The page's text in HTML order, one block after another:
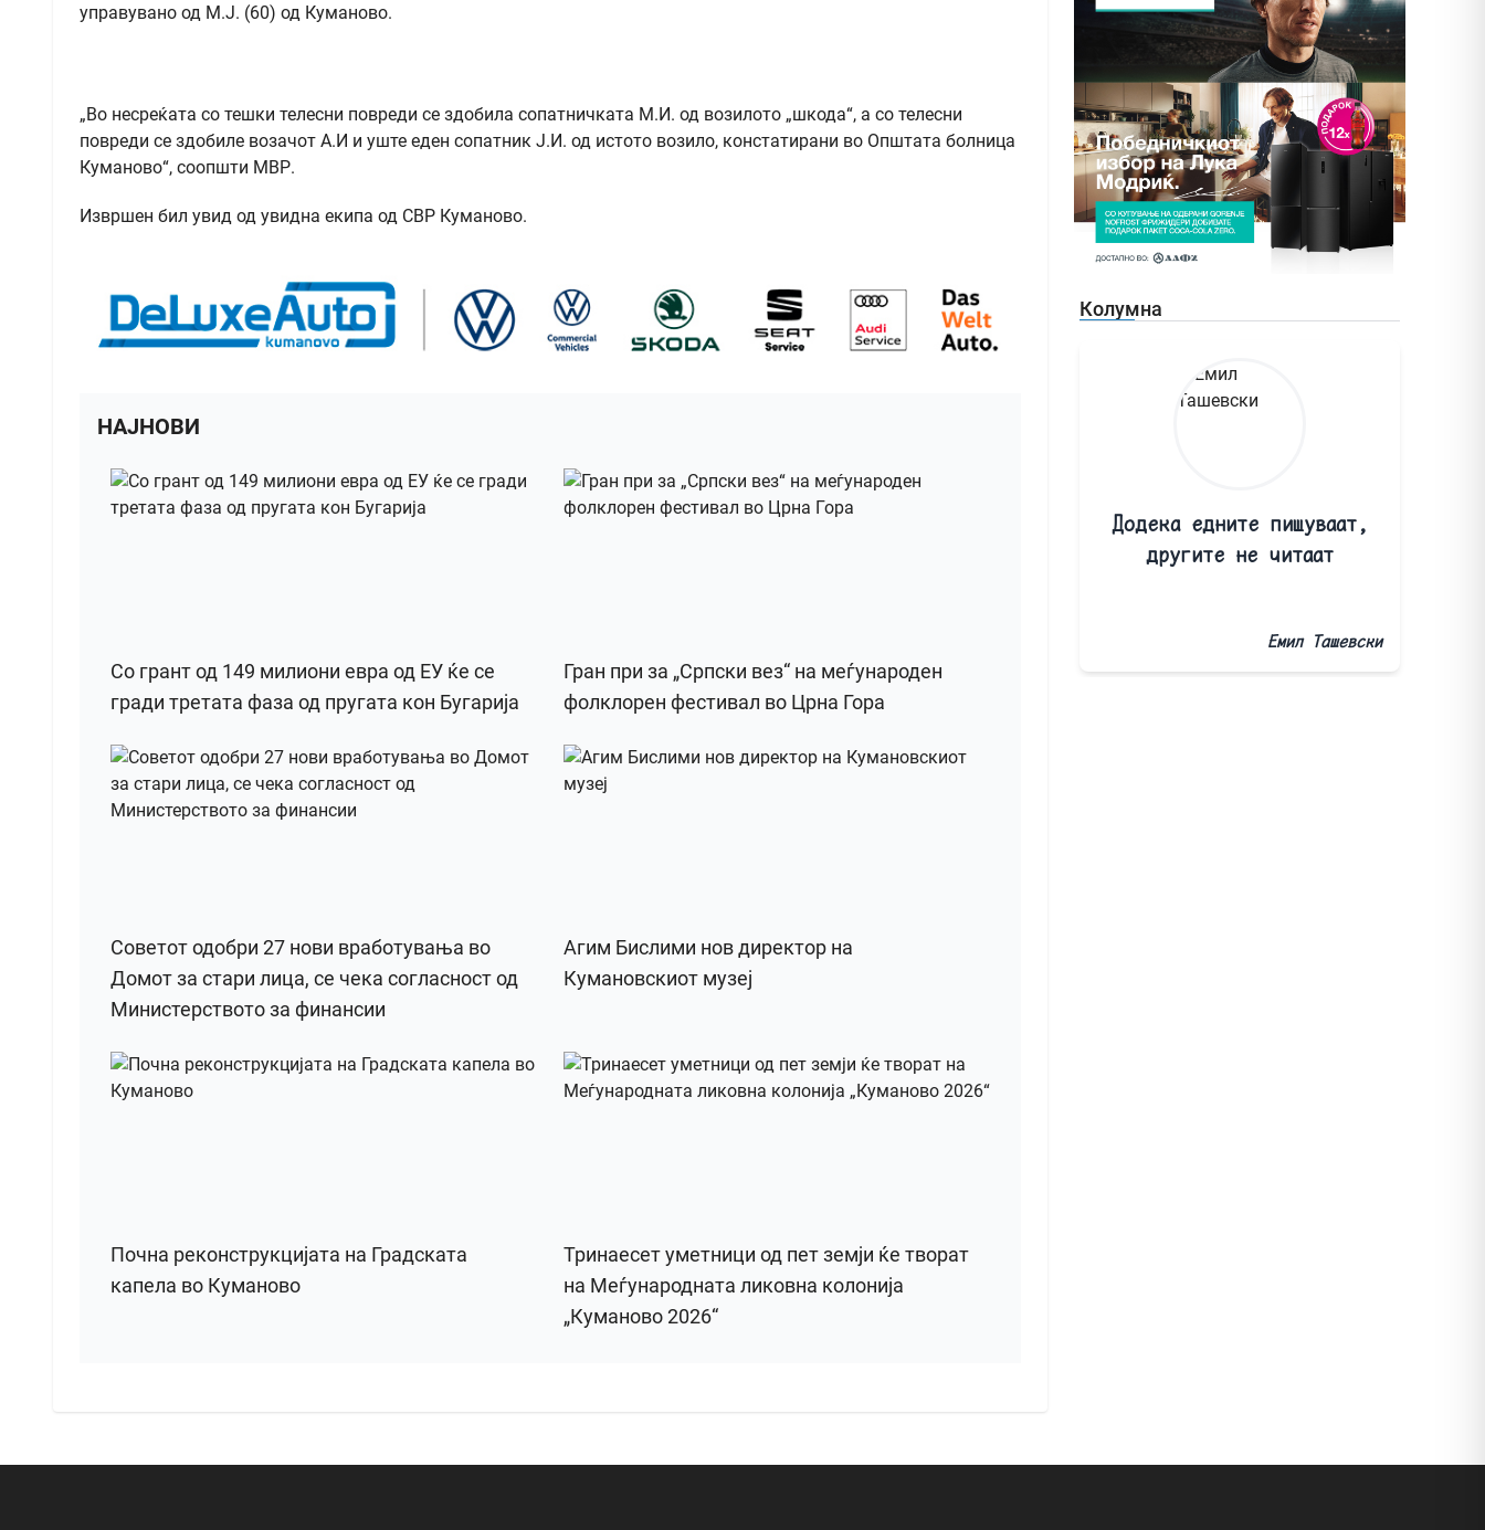
управувано од М.Ј. (60) од Куманово.
„Во несреќата со тешки телесни повреди се здобила сопатничката М.И. од возилото „шкода“, а со телесни
повреди се здобиле возачот А.И и уште еден сопатник Ј.И. од истото возило, констатирани во Општата болница
Куманово“, соопшти МВР.
Извршен бил увид од увидна екипа од СВР Куманово.
НАЈНОВИ
Со грант од 149 милиони евра од ЕУ ќе се
гради третата фаза од пругата кон Бугарија
Гран при за „Српски вез“ на меѓународен
фолклорен фестивал во Црна Гора
Советот одобри 27 нови вработувања во
Домот за стари лица, се чека согласност од
Министерството за финансии
Агим Бислими нов директор на
Кумановскиот музеј
Почна реконструкцијата на Градската
капела во Куманово
Тринаесет уметници од пет земји ќе творат
на Меѓународната ликовна колонија
„Куманово 2026“
Колумна
Додека едните пишуваат,
другите не читаат
Емил Ташевски